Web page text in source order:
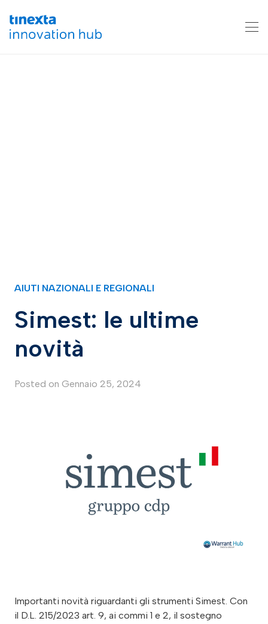
AIUTI NAZIONALI E REGIONALI
Simest: le ultime
novità
Posted on Gennaio 25, 2024
Importanti novità riguardanti gli strumenti Simest. Con
il D.L. 215/2023 art. 9, ai commi 1 e 2, il sostegno